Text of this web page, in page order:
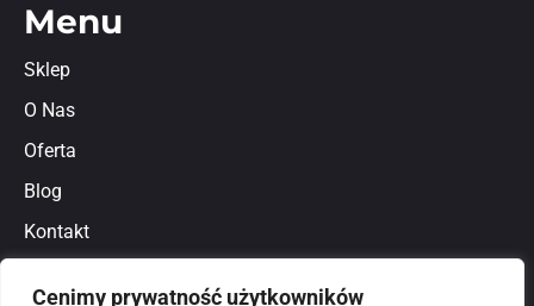
Cenimy prywatność użytkowników
Menu
Sklep
O Nas
Oferta
Blog
Kontakt